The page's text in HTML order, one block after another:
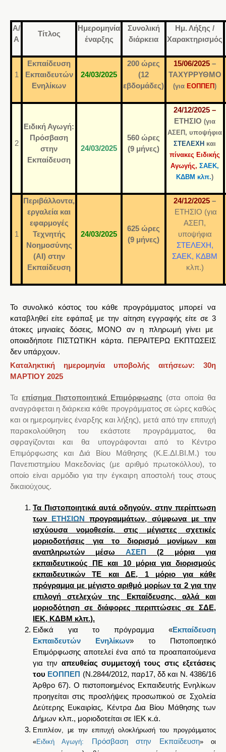
Α/
Α
Τίτλος
Ημερομηνία
έναρξης
Συνολική
διάρκεια
Ημ. Λήξης /
Χαρακτηρισμός
1
Εκπαίδευση
Εκπαιδευτών
Ενηλίκων
24/03/2025
200 ώρες
(12
εβδομάδες)
15/06/2025 –
ΤΑΧΥΡΡΥΘΜΟ
(για ΕΟΠΠΕΠ)
2
Ειδική Αγωγή:
Πρόσβαση
στην
Εκπαίδευση
24/03/2025
560 ώρες
(9 μήνες)
24/12/2025 –
ΕΤΗΣΙΟ (για
ΑΣΕΠ, υποψήφια
ΣΤΕΛΕΧΗ και
πίνακες Ειδικής
Αγωγής, ΣΑΕΚ,
ΚΔΒΜ κλπ.)
1
Περιβάλλοντα,
εργαλεία και
εφαρμογές
Τεχνητής
Νοημοσύνης
(ΑΙ) στην
Εκπαίδευση
24/03/2025
625 ώρες
(9 μήνες)
24/12/2025 –
ΕΤΗΣΙΟ (για
ΑΣΕΠ,
υποψήφια
ΣΤΕΛΕΧΗ,
ΣΑΕΚ, ΚΔΒΜ
κλπ.)
Το συνολικό κόστος του κάθε προγράμματος μπορεί να
καταβληθεί είτε εφάπαξ με την αίτηση εγγραφής είτε σε3
άτοκες μηνιαίες δόσεις, ΜΟΝΟ αν η πληρωμή γίνει με
οποιαδήποτε ΠΙΣΤΩΤΙΚΗ κάρτα. ΠΕΡΑΙΤΕΡΩ ΕΚΠΤΩΣΕΙΣ
δεν υπάρχουν.
Καταληκτική ημερομηνία υποβολής αιτήσεων: 30η
ΜΑΡΤΙΟΥ 2025
Ταεπίσημα Πιστοποιητικά Επιμόρφωσης (στα οποία θα
αναγράφεται η διάρκεια κάθε προγράμματος σε ώρες καθώς
και οι ημερομηνίες έναρξης και λήξης), μετά από την επιτυχή
παρακολούθηση του εκάστοτε προγράμματος, θα
σφραγίζονται και θα υπογράφονται από το Κέντρο
Επιμόρφωσης και Διά Βίου Μάθησης (Κ.Ε.ΔΙ.ΒΙ.Μ.) του
Πανεπιστημίου Μακεδονίας (με αριθμό πρωτοκόλλου), το
οποίο είναι αρμόδιο για την έγκαιρη αποστολή τους στους
δικαιούχους.
Τα Πιστοποιητικά αυτά οδηγούν, στην περίπτωση
των ΕΤΗΣΙΩΝπρογραμμάτων, σύμφωνα με την
ισχύουσα νομοθεσία, στις μέγιστες σχετικές
μοριοδοτήσεις για το διορισμό μονίμων και
αναπληρωτών μέσω ΑΣΕΠ(2 μόρια για
εκπαιδευτικούς ΠΕ και 10 μόρια για διορισμούς
εκπαιδευτικών ΤΕ και ΔΕ, 1 μόριο για κάθε
πρόγραμμα με μέγιστο αριθμό μορίων τα 2 για την
επιλογή στελεχών της Εκπαίδευσης, αλλά και
μοριοδότηση σε διάφορες περιπτώσεις σε ΣΔΕ,
ΙΕΚ, ΚΔΒΜ κλπ.).
Ειδικά για το πρόγραμμα «Εκπαίδευση
Εκπαιδευτών Ενηλίκων» το Πιστοποιητικό
Επιμόρφωσης αποτελεί ένα από τα προαπαιτούμενα
για την απευθείας συμμετοχή τους στις εξετάσεις
του ΕΟΠΠΕΠ (Ν.2844/2012, παρ17, δδ και Ν. 4386/16
Άρθρο 67). Ο πιστοποιημένος Εκπαιδευτής Ενηλίκων
προηγείται στις προσλήψεις προσωπικού σε Σχολεία
Δεύτερης Ευκαιρίας, Κέντρα Δια Βίου Μάθησης των
Δήμων κλπ., μοριοδοτείται σε ΙΕΚ κ.ά.
Επιπλέον, με την επιτυχή ολοκλήρωσή του προγράμματος
«Ειδική Αγωγή: Πρόσβαση στην Εκπαίδευση» οι